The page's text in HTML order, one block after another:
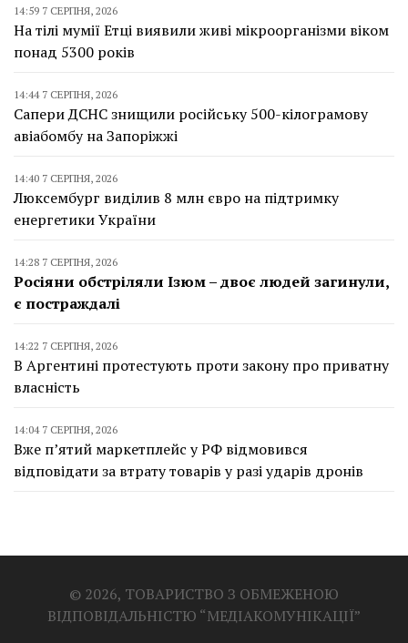
14:59 7 СЕРПНЯ, 2026
На тілі мумії Етці виявили живі мікроорганізми віком
понад 5300 років
14:44 7 СЕРПНЯ, 2026
Сапери ДСНС знищили російську 500-кілограмову
авіабомбу на Запоріжжі
14:40 7 СЕРПНЯ, 2026
Люксембург виділив 8 млн євро на підтримку
енергетики України
14:28 7 СЕРПНЯ, 2026
Росіяни обстріляли Ізюм – двоє людей загинули,
є постраждалі
14:22 7 СЕРПНЯ, 2026
В Аргентині протестують проти закону про приватну
власність
14:04 7 СЕРПНЯ, 2026
Вже п’ятий маркетплейс у РФ відмовився
відповідати за втрату товарів у разі ударів дронів
© 2026, ТОВАРИСТВО З ОБМЕЖЕНОЮ
ВІДПОВІДАЛЬНІСТЮ “МЕДІАКОМУНІКАЦІЇ”